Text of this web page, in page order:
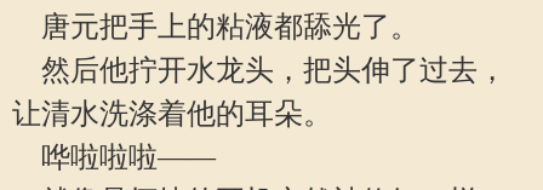
唐元把手上的粘液都舔光了。
然后他拧开水龙头，把头伸了过去，
让清水洗涤着他的耳朵。
哗啦啦啦——